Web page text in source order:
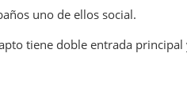
uno de ellos social.
tiene doble entrada principal